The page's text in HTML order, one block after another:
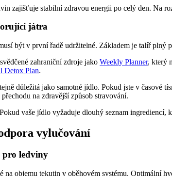
zajišťuje stabilní zdravou energii po celý den. Na
játra
být v první řadě udržitelné. Základem je talíř
zahraniční zdroje jako Weekly Planner, který
Detox Plan.
důležitá jako samotné jídlo. Pokud jste v časové
na zdravější způsob stravování.
vaše jídlo vyžaduje dlouhý seznam ingrediencí,
vylučování
pro ledviny
na objemu tekutin v oběhovém systému. Optimální